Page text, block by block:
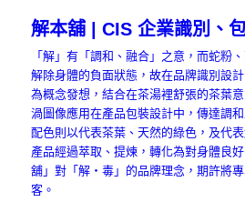
解本舖 | CIS 企業識別、
「解」有「調和、融合」之意，而蛇粉
解除身體的負面狀態，故在品牌識別設
為概念發想，結合在茶湯裡舒張的茶葉
渦圖像應用在產品包裝設計中，傳達調
配色則以代表茶葉、天然的綠色，及代
產品經過萃取、提煉，轉化為對身體良
舖」對「解‧毒」的品牌理念，期許將
客。